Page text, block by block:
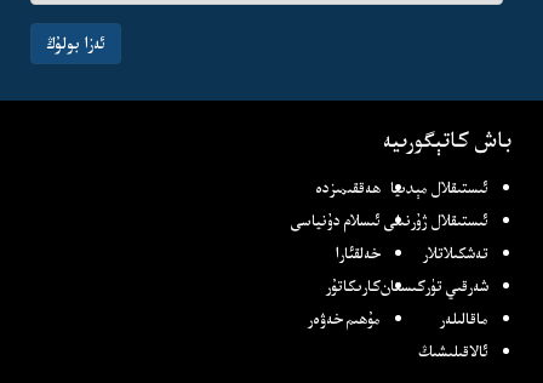
ئەزا بولۇڭ
باش كاتېگورىيە
ئىستىقلال مېدىيا ھەققىمىزدە
ئىستىقلال ژۇرنىلى ئىسلام دۇنياسى
تەشكىلاتلار
خەلقئارا
شەرقىي تۈركىستانكارىكاتۇر
ماقالىلەر
مۇھىم خەۋەر
ئالاقىلىشىڭ